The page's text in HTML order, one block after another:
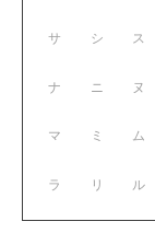
サ シ ス
ナ ニ ヌ
マ ミ ム
ラ リ ル